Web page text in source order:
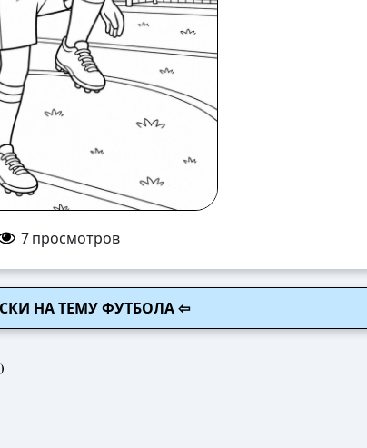
7просмотров
НА ТЕМУ ФУТБОЛА ⇦